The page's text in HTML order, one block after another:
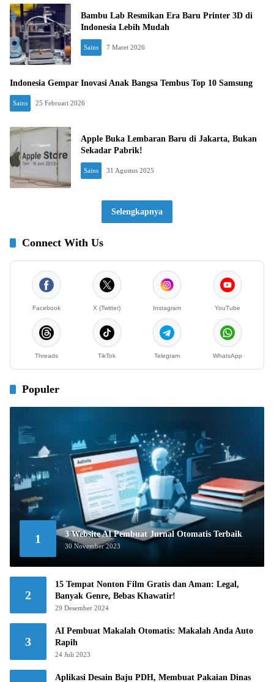
Bambu Lab Resmikan Era Baru Printer 3D di
Indonesia Lebih Mudah
Sains 7 Maret 2026
Indonesia Gempar Inovasi Anak Bangsa Tembus Top 10 Samsung
Sains 25 Februari 2026
Apple Buka Lembaran Baru di Jakarta, Bukan
Sekadar Pabrik!
Sains 31 Agustus 2025
Selengkapnya
Connect With Us
Facebook X (Twitter) Instagram YouTube
Threads TikTok Telegram WhatsApp
Populer
1 3 Website AI Pembuat Jurnal Otomatis Terbaik
30 November 2023
2
15 Tempat Nonton Film Gratis dan Aman: Legal,
Banyak Genre, Bebas Khawatir!
29 Desember 2024
3
AI Pembuat Makalah Otomatis: Makalah Anda Auto
Rapih
24 Juli 2023
Aplikasi Desain Baju PDH, Membuat Pakaian Dinas